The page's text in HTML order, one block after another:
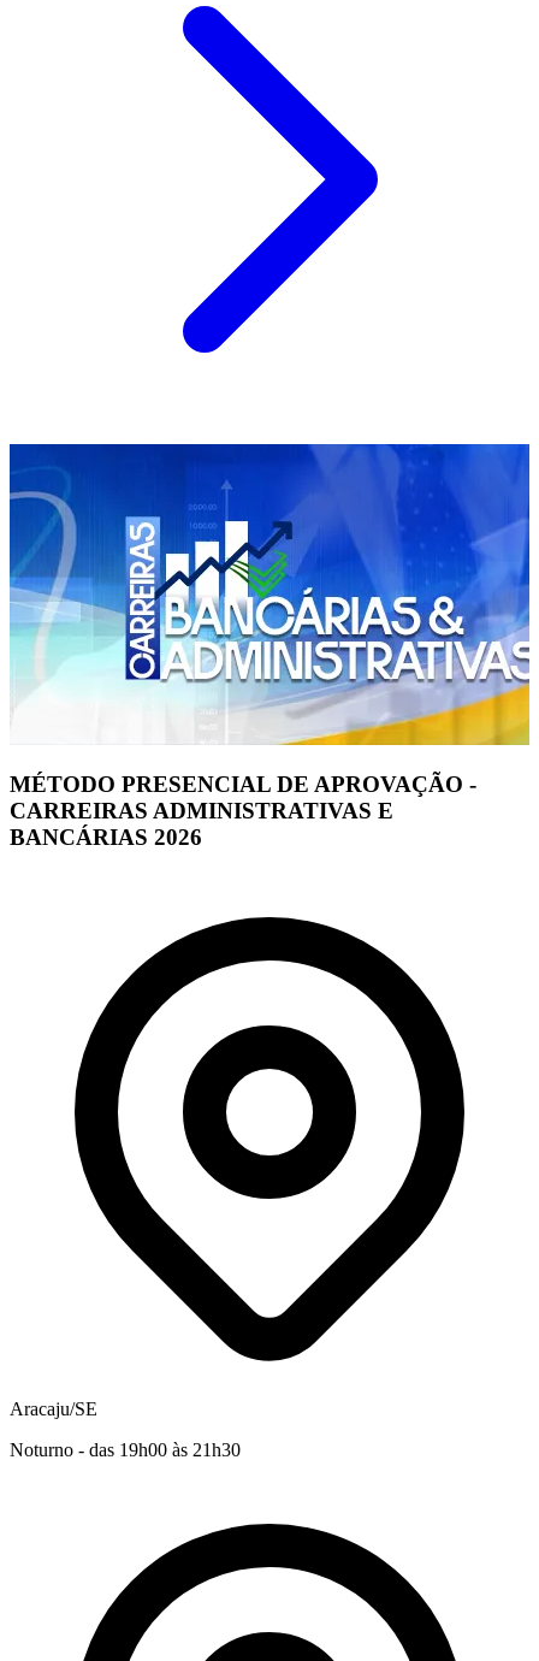
MÉTODO PRESENCIAL DE APROVAÇÃO -
CARREIRAS ADMINISTRATIVAS E
BANCÁRIAS 2026
Aracaju/SE
Noturno - das 19h00 às 21h30